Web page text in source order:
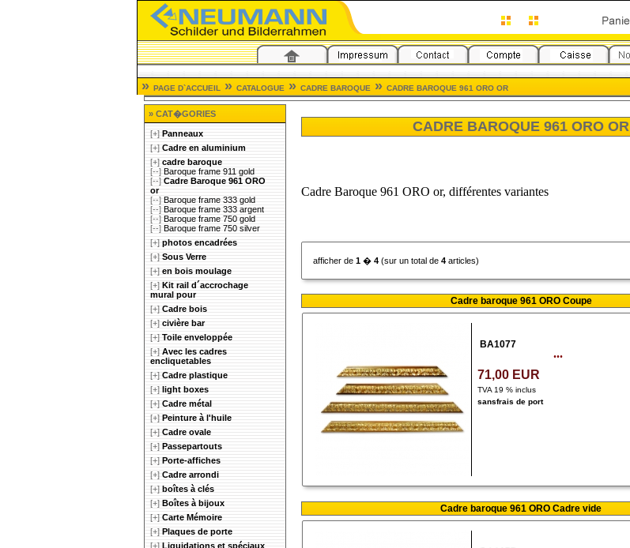
» PAGE D`ACCUEIL » CATALOGUE » CADRE BAROQUE » CADRE BAROQUE 961 ORO OR
» CAT�GORIES
[+] Panneaux
[+] Cadre en aluminium
[+] cadre baroque
[--] Baroque frame 911 gold
[--] Cadre Baroque 961 ORO
or
[--] Baroque frame 333 gold
[--] Baroque frame 333 argent
[--] Baroque frame 750 gold
[--] Baroque frame 750 silver
[+] photos encadrées
[+] Sous Verre
[+] en bois moulage
[+] Kit rail d´accrochage
mural pour
[+] Cadre bois
[+] civière bar
[+] Toile enveloppée
[+] Avec les cadres
encliquetables
[+] Cadre plastique
[+] light boxes
[+] Cadre métal
[+] Peinture à l'huile
[+] Cadre ovale
[+] Passepartouts
[+] Porte-affiches
[+] Cadre arrondi
[+] boîtes à clés
[+] Boîtes à bijoux
[+] Carte Mémoire
[+] Plaques de porte
[+] Liquidations et spéciaux
CADRE BAROQUE 961 ORO OR
Cadre Baroque 961 ORO or, différentes variantes
afficher de 1� 4(sur un total de 4articles)
Cadre baroque 961 ORO Coupe
BA1077
71,00 EUR
TVA 19 % inclus
sansfrais de port
...
Cadre baroque 961 ORO Cadre vide